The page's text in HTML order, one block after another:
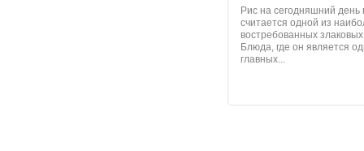
Рис на сегодняшний день
считается одной из
востребованных злаковых
Блюда, где он является
главных...